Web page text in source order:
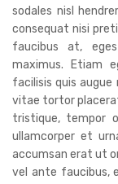
sodales nisl
consequat nisi
faucibus at,
maximus. Etiam
facilisis quis augue
vitae tortor
tristique, tempor
ullamcorper et
accumsan erat ut
vel ante faucibus,